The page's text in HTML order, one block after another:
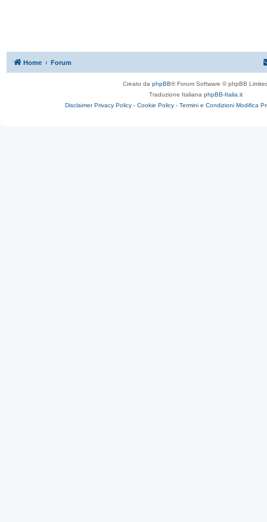
Home Forum
Creato da phpBB® Forum Software © phpBB
Traduzione Italiana phpBB-Italia.it
Disclaimer Privacy Policy - Cookie Policy - Termini e Condizioni Modifica